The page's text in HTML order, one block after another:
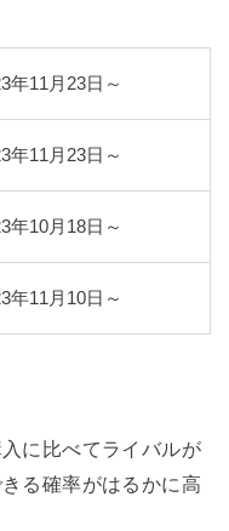
年11月23日～
年11月23日～
年10月18日～
年11月10日～
に比べてライバルが
る確率がはるかに高